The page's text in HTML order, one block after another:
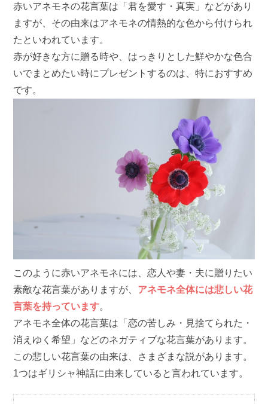
赤いアネモネの花言葉は「君を愛す・真実」などがあり
ますが、その由来はアネモネの情熱的な色から付けられ
たといわれています。
赤が好きな方に贈る時や、はっきりとした鮮やかな色合
いでまとめたい時にプレゼントするのは、特におすすめ
です。
このように赤いアネモネには、恋人や妻・夫に贈りたい
素敵な花言葉がありますが、 アネモネ全体には悲しい花
言葉を持っています。
アネモネ全体の花言葉は「恋の苦しみ・見捨てられた・
消えゆく希望」などのネガティブな花言葉があります。
この悲しい花言葉の由来は、さまざまな説があります。
1つはギリシャ神話に由来していると言われています。